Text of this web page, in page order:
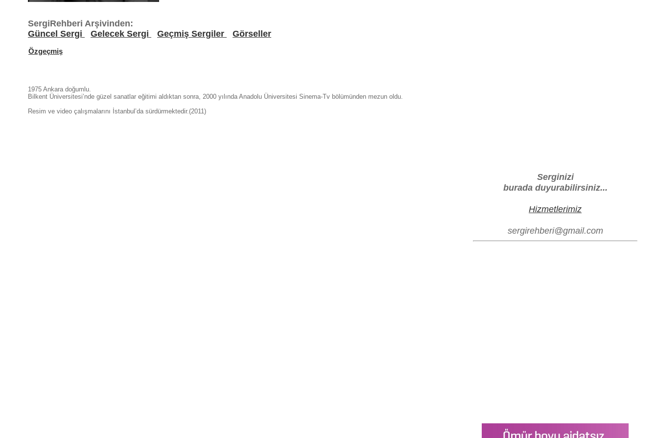
SergiRehberi Arşivinden:
Güncel Sergi
Gelecek Sergi Geçmiş Sergiler Görseller
Özgeçmiş
1975 Ankara doğumlu.
Bilkent Üniversitesi’nde güzel sanatlar eğitimi aldıktan sonra, 2000 yılında Anadolu Üniversitesi Sinema-Tv bölümünden mezun oldu.
Resim ve video çalışmalarını İstanbul’da sürdürmektedir.(2011)
Serginizi
burada duyurabilirsiniz...
Hizmetlerimiz
sergirehberi@gmail.com